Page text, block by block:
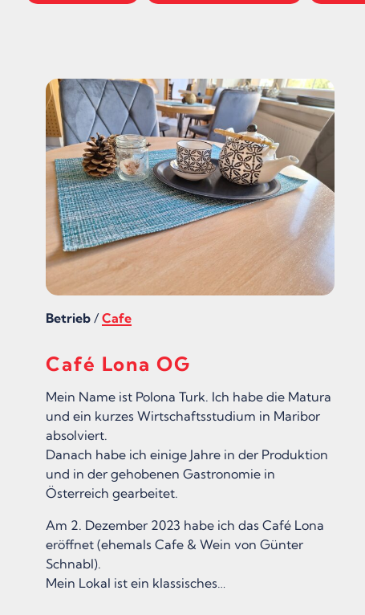
Betrieb /Cafe
Café Lona OG
Mein Name ist Polona Turk. Ich habe die Matura
und ein kurzes Wirtschaftsstudium in Maribor
absolviert.
Danach habe ich einige Jahre in der Produktion
und in der gehobenen Gastronomie in
Österreich gearbeitet.
Am 2. Dezember 2023 habe ich das Café Lona
eröffnet (ehemals Cafe & Wein von Günter
Schnabl).
Mein Lokal ist ein klassisches…